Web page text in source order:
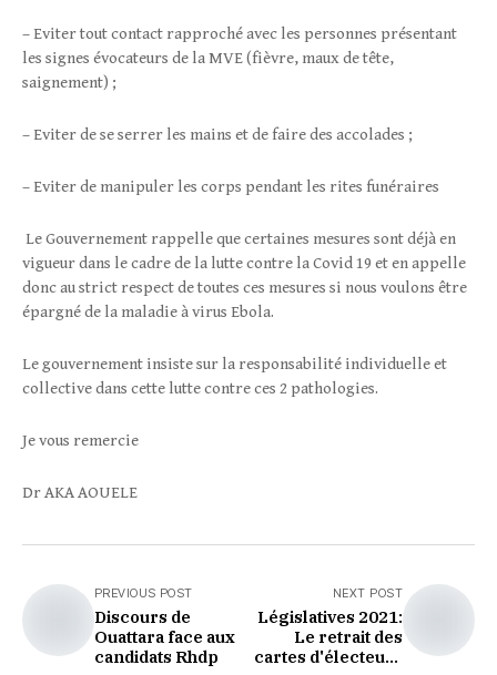
– Eviter tout contact rapproché avec les personnes présentant
les signes évocateurs de la MVE (fièvre, maux de tête,
saignement) ;
– Eviter de se serrer les mains et de faire des accolades ;
– Eviter de manipuler les corps pendant les rites funéraires
Le Gouvernement rappelle que certaines mesures sont déjà en
vigueur dans le cadre de la lutte contre la Covid 19 et en appelle
donc au strict respect de toutes ces mesures si nous voulons être
épargné de la maladie à virus Ebola.
Le gouvernement insiste sur la responsabilité individuelle et
collective dans cette lutte contre ces 2 pathologies.
Je vous remercie
Dr AKA AOUELE
PREVIOUS POST
Discours de
Ouattara face aux
candidats Rhdp
NEXT POST
Législatives 2021:
Le retrait des
cartes d'électeurs